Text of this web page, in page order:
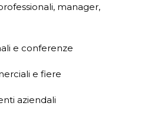
manager,
e conferenze
e fiere
aziendali